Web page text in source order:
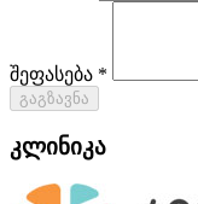
შეფასება *
გაგზავნა
კლინიკა